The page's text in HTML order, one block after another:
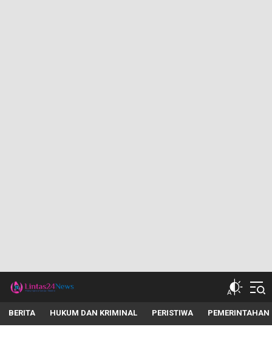
lintas24news.com
Menyingkap Setiap Realita
BERITA HUKUM DAN KRIMINAL PERISTIWA PEMERINTAHAN